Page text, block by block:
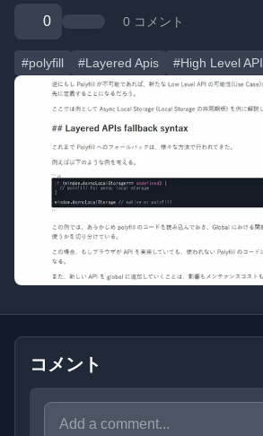
0 0 コメント
#polyfill #Layered Apis #High Level API
コメント